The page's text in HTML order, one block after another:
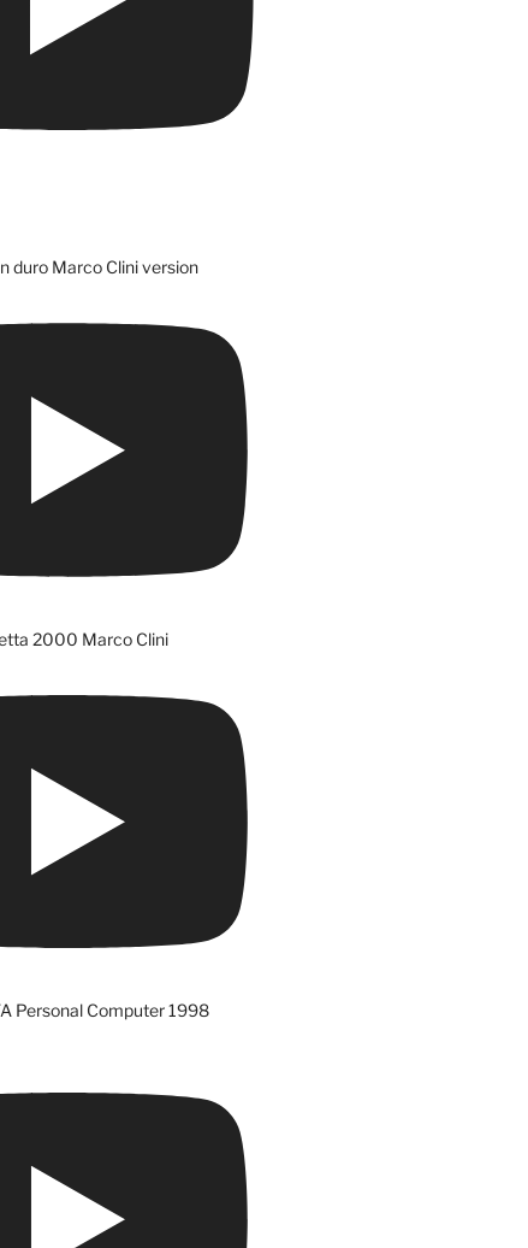
duro Marco Clini version
2000 Marco Clini
Personal Computer 1998